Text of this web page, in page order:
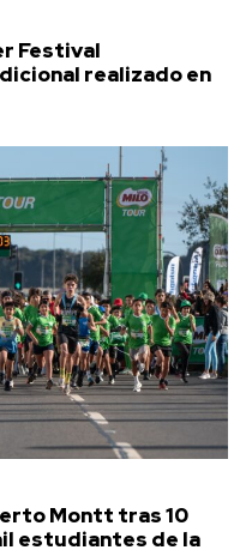
Festival
realizado en
Montt tras 10
estudiantes de la